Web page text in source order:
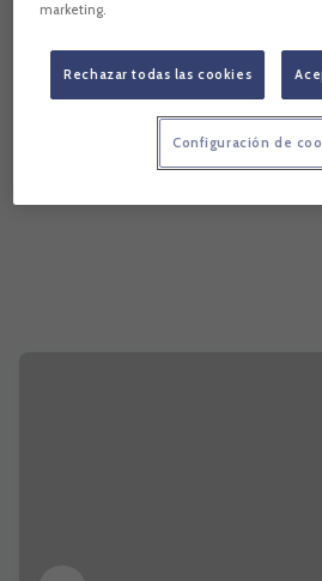
marketing.
Rechazar todas las cookies
Configuración de